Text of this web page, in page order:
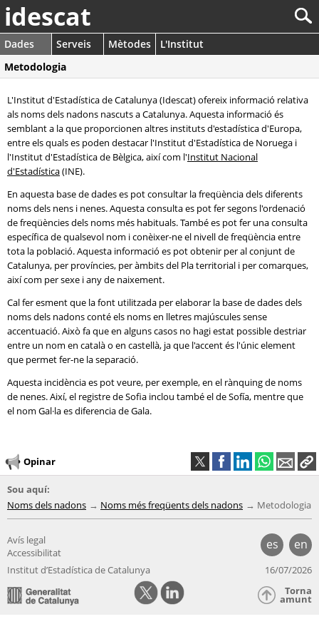
idescat
Dades Serveis Mètodes
L'Institut
Metodologia
L'Institut d'Estadística de Catalunya (Idescat) ofereix informació relativa
als noms dels nadons nascuts a Catalunya. Aquesta informació és
semblant a la que proporcionen altres instituts d'estadística d'Europa,
entre els quals es poden destacar l'Institut d'Estadística de Noruega i
l'Institut d'Estadística de Bèlgica, així com l'Institut Nacional
d'Estadística(INE).
En aquesta base de dades es pot consultar la freqüència dels diferents
noms dels nens i nenes. Aquesta consulta es pot fer segons l'ordenació
de freqüències dels noms més habituals. També es pot fer una consulta
específica de qualsevol nom i conèixer-ne el nivell de freqüència entre
tota la població. Aquesta informació es pot obtenir per al conjunt de
Catalunya, per províncies, per àmbits del Pla territorial i per comarques,
així com per sexe i any de naixement.
Cal fer esment que la font utilitzada per elaborar la base de dades dels
noms dels nadons conté els noms en lletres majúscules sense
accentuació. Això fa que en alguns casos no hagi estat possible destriar
entre un nom en català o en castellà, ja que l'accent és l'únic element
que permet fer-ne la separació.
Aquesta incidència es pot veure, per exemple, en el rànquing de noms
de nenes. Així, el registre de Sofia inclou també el de Sofía, mentre que
el nom Gal·la es diferencia de Gala.
Opinar
Sou aquí:
Noms dels nadons
Noms més freqüents dels nadons Metodologia
es en
Avís legal
Accessibilitat
Institut d’Estadística de Catalunya
16/07/2026
Torna
amunt